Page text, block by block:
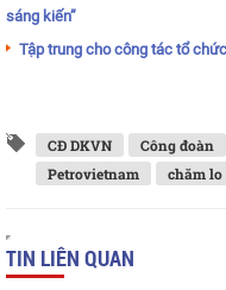
sáng kiến”
Tập trung cho công tác tổ
CĐ DKVN Công đoàn
Petrovietnam
chăm
TIN LIÊN QUAN